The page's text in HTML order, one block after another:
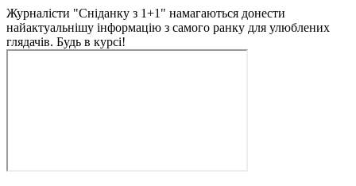
Журналісти "Сніданку з 1+1" намагаються донести
найактуальнішу інформацію з самого ранку для улюблених
глядачів. Будь в курсі!